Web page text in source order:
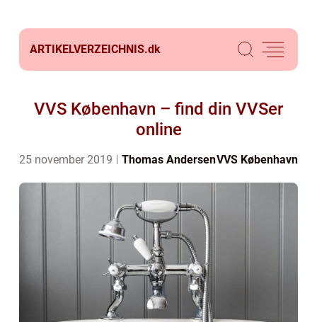
ARTIKELVERZEICHNIS.dk
VVS København – find din VVSer
online
25 november 2019 Thomas AndersenVVS København